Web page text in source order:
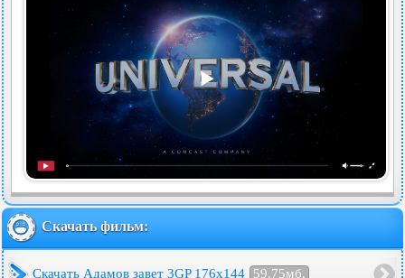
Скачать фильм:
Скачать Адамов завет 3GP 176x144 59.75мб.